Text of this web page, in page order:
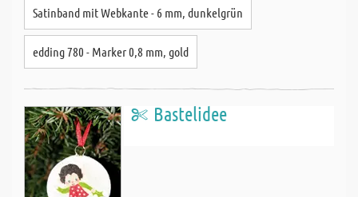
Satinband mit Webkante - 6 mm, dunkelgrün
edding 780 - Marker 0,8 mm, gold
Bastelidee